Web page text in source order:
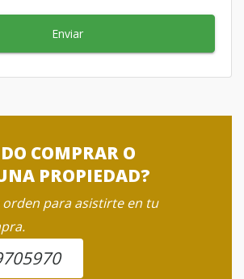
Enviar
COMPRAR O
PROPIEDAD?
orden para asistirte en tu